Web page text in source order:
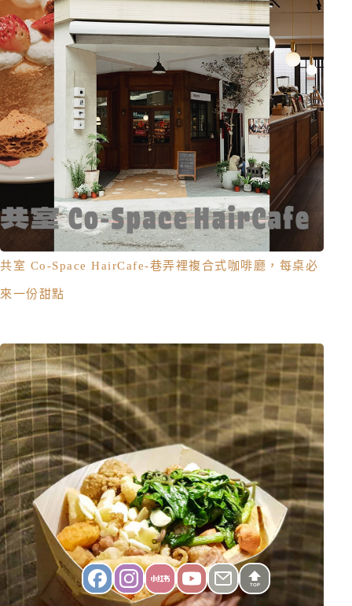
共室 Co-Space HairCafe-巷弄裡複合式咖啡廳，每桌必
來一份甜點
TOP